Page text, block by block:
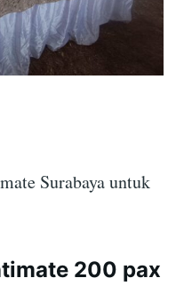
Surabaya untuk
200 pax